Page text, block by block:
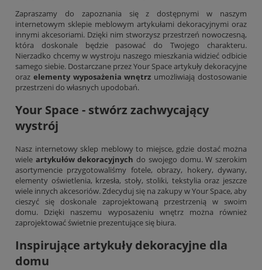
Zapraszamy do zapoznania się z dostępnymi w naszym
internetowym sklepie meblowym artykułami dekoracyjnymi oraz
innymi akcesoriami. Dzięki nim stworzysz przestrzeń nowoczesną,
która doskonale będzie pasować do Twojego charakteru.
Nierzadko chcemy w wystroju naszego mieszkania widzieć odbicie
samego siebie. Dostarczane przez Your Space artykuły dekoracyjne
oraz elementy wyposażenia wnętrz umożliwiają dostosowanie
przestrzeni do własnych upodobań.
Your Space - stwórz zachwycający
wystrój
Nasz internetowy sklep meblowy to miejsce, gdzie dostać można
wiele artykułów dekoracyjnych do swojego domu. W szerokim
asortymencie przygotowaliśmy fotele, obrazy, hokery, dywany,
elementy oświetlenia, krzesła, stoły, stoliki, tekstylia oraz jeszcze
wiele innych akcesoriów. Zdecyduj się na zakupy w Your Space, aby
cieszyć się doskonale zaprojektowaną przestrzenią w swoim
domu. Dzięki naszemu wyposażeniu wnętrz można również
zaprojektować świetnie prezentujące się biura.
Inspirujące artykuły dekoracyjne dla
domu